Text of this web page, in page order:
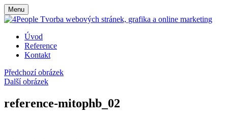
Menu
Úvod
Reference
Kontakt
Předchozí obrázek
Další obrázek
reference-mitophb_02